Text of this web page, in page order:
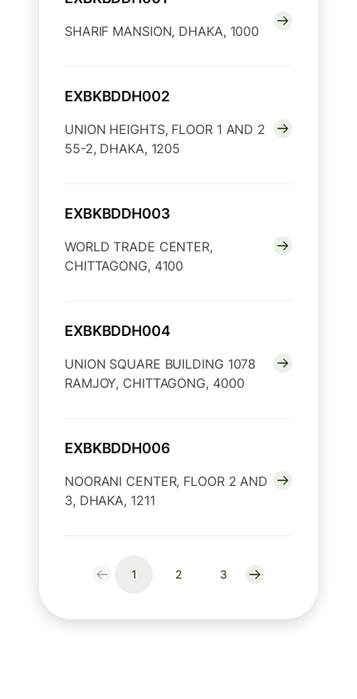
SHARIF MANSION, DHAKA, 1000
EXBKBDDH002
UNION HEIGHTS, FLOOR 1 AND 2
55-2, DHAKA, 1205
EXBKBDDH003
WORLD TRADE CENTER,
CHITTAGONG, 4100
EXBKBDDH004
UNION SQUARE BUILDING 1078
RAMJOY, CHITTAGONG, 4000
EXBKBDDH006
NOORANI CENTER, FLOOR 2 AND
3, DHAKA, 1211
1 2 3